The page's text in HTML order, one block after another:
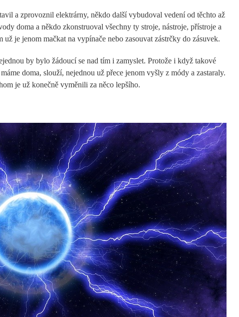
a zprovoznil elektrárny, někdo další vybudoval vedení od těchto až
doma a někdo zkonstruoval všechny ty stroje, nástroje, přístroje a
je jenom mačkat na vypínače nebo zasouvat zástrčky do zásuvek.
by bylo žádoucí se nad tím i zamyslet. Protože i když takové
doma, slouží, nejednou už přece jenom vyšly z módy a zastaraly.
je už konečně vyměnili za něco lepšího.